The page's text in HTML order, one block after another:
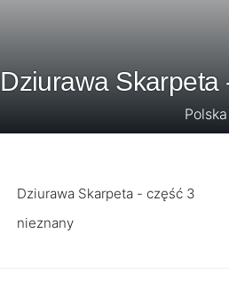
Dziurawa Skarpeta
Dziurawa Skarpeta - część 3
nieznany